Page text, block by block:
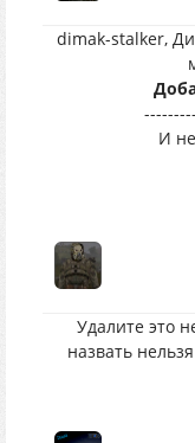
dimak-stalker,
И
Удалите это
назвать